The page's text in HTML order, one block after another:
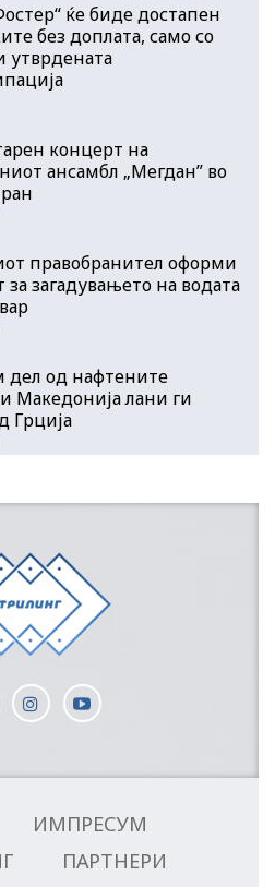
ќе биде достапен
без доплата, само со
утврдената
концерт на
ансамбл „Мегдан” во
правобранител оформи
загадувањето на водата
дел од нафтените
Македонија лани ги
Грција
ИМПРЕСУМ
ПАРТНЕРИ